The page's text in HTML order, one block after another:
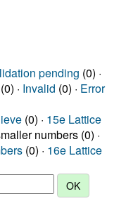
pending (0) ·
(0) · Invalid (0) · Error
(0) · 15e Lattice
numbers (0) ·
(0) · 16e Lattice